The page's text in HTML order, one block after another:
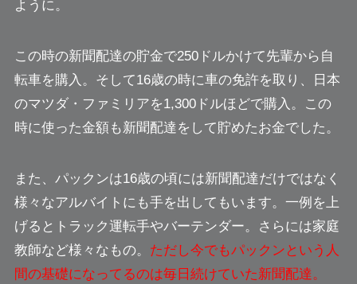
ように。
この時の新聞配達の貯金で250ドルかけて先輩から自
転車を購入。そして16歳の時に車の免許を取り、日本
のマツダ・ファミリアを1,300ドルほどで購入。この
時に使った金額も新聞配達をして貯めたお金でした。
また、パックンは16歳の頃には新聞配達だけではなく
様々なアルバイトにも手を出してもいます。一例を上
げるとトラック運転手やバーテンダー。さらには家庭
教師など様々なもの。 ただし今でもパックンという人
間の基礎になってるのは毎日続けていた新聞配達。